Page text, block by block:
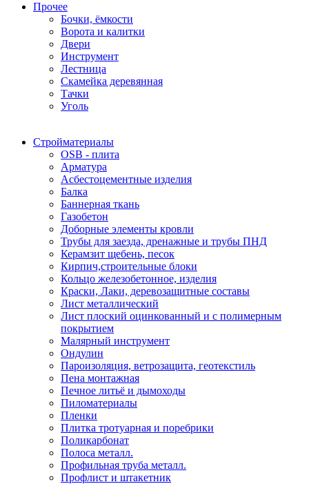
Прочее
Бочки, ёмкости
Ворота и калитки
Двери
Инструмент
Лестница
Скамейка деревянная
Тачки
Уголь
Стройматериалы
OSB - плита
Арматура
Асбестоцементные изделия
Балка
Баннерная ткань
Газобетон
Доборные элементы кровли
Трубы для заезда, дренажные и трубы ПНД
Керамзит щебень, песок
Кирпич,строительные блоки
Кольцо железобетонное, изделия
Краски, Лаки, деревозащитные составы
Лист металлический
Лист плоский оцинкованный и с полимерным
покрытием
Малярный инструмент
Ондулин
Пароизоляция, ветрозащита, геотекстиль
Пена монтажная
Печное литьё и дымоходы
Пиломатериалы
Пленки
Плитка тротуарная и поребрики
Поликарбонат
Полоса металл.
Профильная труба металл.
Профлист и штакетник